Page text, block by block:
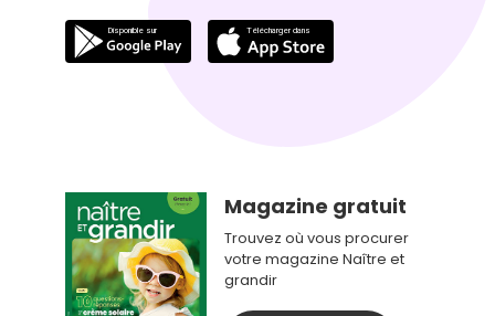
Magazine gratuit
Trouvez où vous procurer
votre magazine Naître et
grandir